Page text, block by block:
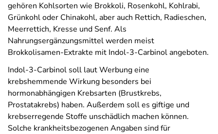
gehören Kohlsorten wie Brokkoli, Rosenkohl, Kohlrabi,
Grünkohl oder Chinakohl, aber auch Rettich, Radieschen,
Meerrettich, Kresse und Senf. Als
Nahrungsergänzungsmittel werden meist
Brokkolisamen-Extrakte mit Indol-3-Carbinol angeboten.
Indol-3-Carbinol soll laut Werbung eine
krebshemmende Wirkung besonders bei
hormonabhängigen Krebsarten (Brustkrebs,
Prostatakrebs) haben. Außerdem soll es giftige und
krebserregende Stoffe unschädlich machen können.
Solche krankheitsbezogenen Angaben sind für